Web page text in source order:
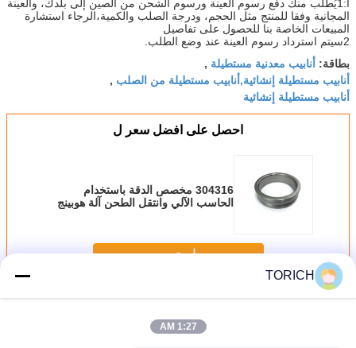
أ:1يُطلب منك دفع رسوم العينة ورسوم الشحن من الصين إلى بلدك، والعينة
المجانية وفقا للمنتج مثل الحجم، ودرجة الصلب والكمية،الرجاء استشارة
المبيعات الخاصة بنا للحصول على تفاصيل
2سيتم استرداد رسوم العينة عند وضع الطلب.
بطاقة: أنابيب معدنية مستطيلة ,
أنابيب مستطيلة إنشائية,أنابيب مستطيلة من الصلب ,
أنابيب مستطيلة إنشائية
احصل على افضل سعر ل
304316 مخصص الدقة باستخدام
الحاسب الآلي وانتقل الطحن آلة هوبينج
استمر
أكثرأجزاء تحول CNC
TORICH
1:27 AM